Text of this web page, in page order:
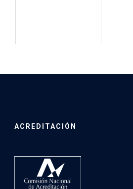
ACREDITACIÓN